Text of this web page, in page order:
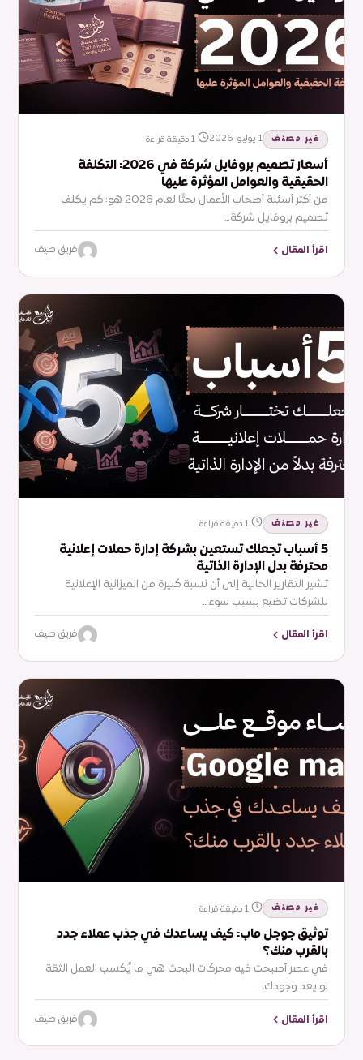
غير مصنف 1 يوليو، 2026
أسعار تصميم بروفايل شركة في 2026: التكلفة
الحقيقية والعوامل المؤثرة عليها
من أكثر أسئلة أصحاب الأعمال بحثًا لعام 2026 هو: كم يكلف
تصميم بروفايل شركة…
اقرأ المقال فريق طيف
غير مصنف
5 أسباب تجعلك تستعين بشركة إدارة حملات إعلانية
محترفة بدل الإدارة الذاتية
تشير التقارير الحالية إلى أن نسبة كبيرة من الميزانية الإعلانية
للشركات تضيع بسبب سوء…
اقرأ المقال فريق طيف
غير مصنف
توثيق جوجل ماب: كيف يساعدك في جذب عملاء جدد
بالقرب منك؟
في عصر أصبحت فيه محركات البحث هي ما يُكسب العمل الثقة
لو يعد وجودك…
اقرأ المقال فريق طيف